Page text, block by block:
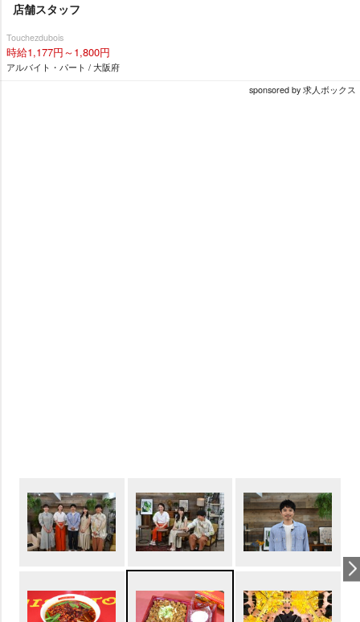
店舗スタッフ
Touchezdubois
時給1,177円～1,800円
アルバイト・パート / 大阪府
sponsored by 求人ボックス